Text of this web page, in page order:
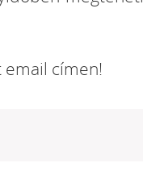
email címen!